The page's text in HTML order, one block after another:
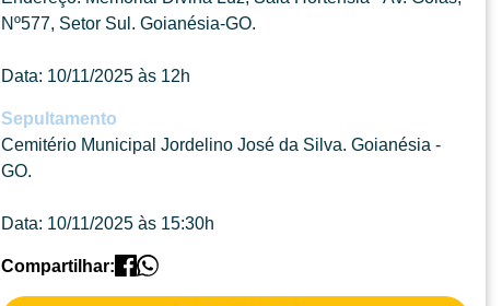
Nº577, Setor Sul. Goianésia-GO.
Data: 10/11/2025 às 12h
Sepultamento
Cemitério Municipal Jordelino José da Silva. Goianésia -
GO.
Data: 10/11/2025 às 15:30h
Compartilhar: